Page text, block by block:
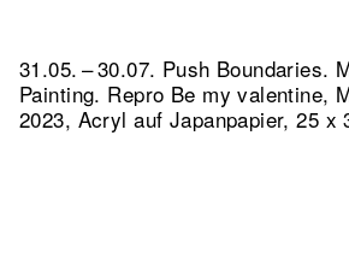
31.05. – 30.07. Push Boundaries.
Painting. Repro Be my valentine,
2023, Acryl auf Japanpapier, 25 x